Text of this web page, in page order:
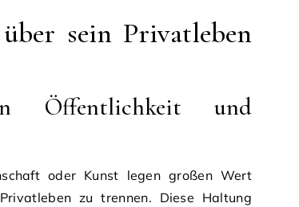
sein Privatleben
Öffentlichkeit und
oder Kunst legen großen Wert
zu trennen. Diese Haltung